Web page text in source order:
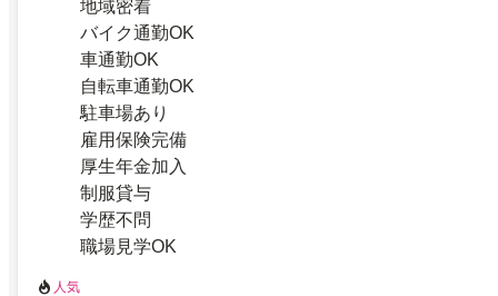
地域密着
バイク通勤OK
車通勤OK
自転車通勤OK
駐車場あり
雇用保険完備
厚生年金加入
制服貸与
学歴不問
職場見学OK
人気